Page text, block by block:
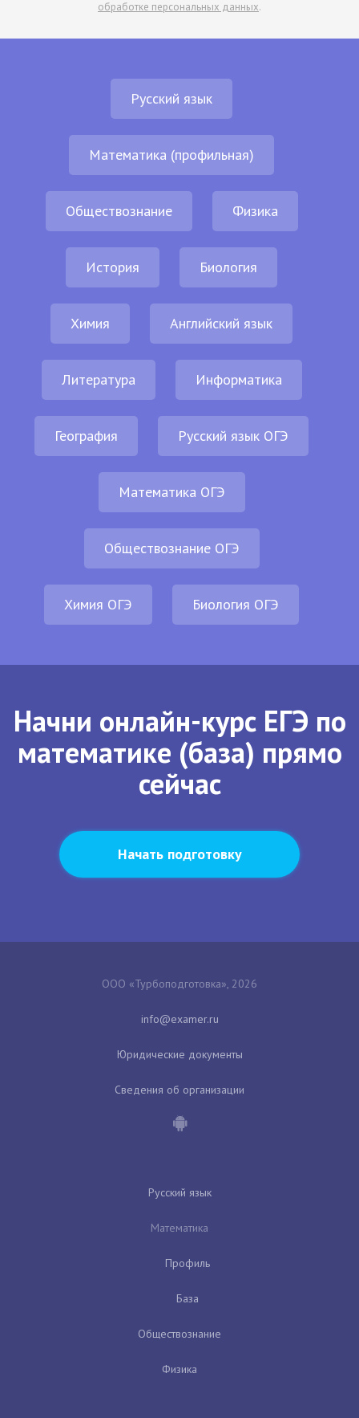
обработке персональных данных.
Русский язык
Математика (профильная)
Обществознание Физика
История Биология
Химия Английский язык
Литература Информатика
География Русский язык ОГЭ
Математика ОГЭ
Обществознание ОГЭ
Химия ОГЭ Биология ОГЭ
Начни онлайн-курс ЕГЭ по
математике (база) прямо
сейчас
Начать подготовку
ООО «Турбоподготовка», 2026
Юридические документы
Сведения об организации
Русский язык
Математика
Профиль
База
Обществознание
Физика